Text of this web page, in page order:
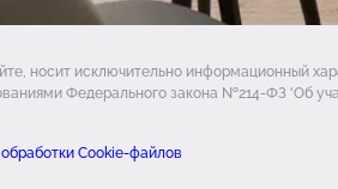
носит исключительно информационный
Федерального закона №214-ФЗ 'Об
Cookie-файлов